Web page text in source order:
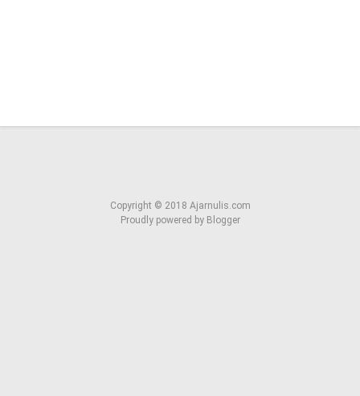
Copyright © 2018 Ajarnulis.com
Proudly powered by Blogger